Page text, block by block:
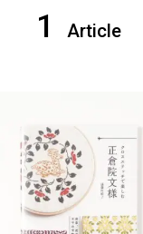
1 Article